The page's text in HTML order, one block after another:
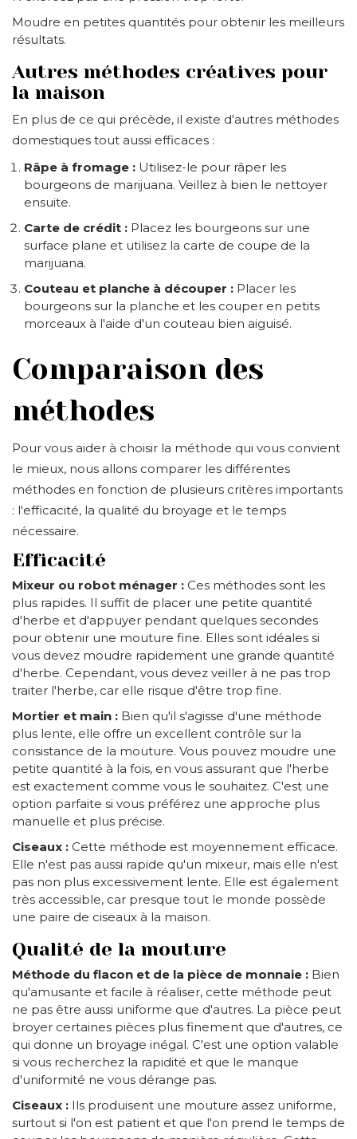
Moudre en petites quantités pour obtenir les meilleurs
résultats.
Autres méthodes créatives pour
la maison
En plus de ce qui précède, il existe d'autres méthodes
domestiques tout aussi efficaces :
Râpe à fromage : Utilisez-le pour râper les
bourgeons de marijuana. Veillez à bien le nettoyer
ensuite.
Carte de crédit : Placez les bourgeons sur une
surface plane et utilisez la carte de coupe de la
marijuana.
Couteau et planche à découper : Placer les
bourgeons sur la planche et les couper en petits
morceaux à l'aide d'un couteau bien aiguisé.
Comparaison des
méthodes
Pour vous aider à choisir la méthode qui vous convient
le mieux, nous allons comparer les différentes
méthodes en fonction de plusieurs critères importants
: l'efficacité, la qualité du broyage et le temps
nécessaire.
Efficacité
Mixeur ou robot ménager : Ces méthodes sont les
plus rapides. Il suffit de placer une petite quantité
d'herbe et d'appuyer pendant quelques secondes
pour obtenir une mouture fine. Elles sont idéales si
vous devez moudre rapidement une grande quantité
d'herbe. Cependant, vous devez veiller à ne pas trop
traiter l'herbe, car elle risque d'être trop fine.
Mortier et main : Bien qu'il s'agisse d'une méthode
plus lente, elle offre un excellent contrôle sur la
consistance de la mouture. Vous pouvez moudre une
petite quantité à la fois, en vous assurant que l'herbe
est exactement comme vous le souhaitez. C'est une
option parfaite si vous préférez une approche plus
manuelle et plus précise.
Ciseaux : Cette méthode est moyennement efficace.
Elle n'est pas aussi rapide qu'un mixeur, mais elle n'est
pas non plus excessivement lente. Elle est également
très accessible, car presque tout le monde possède
une paire de ciseaux à la maison.
Qualité de la mouture
Méthode du flacon et de la pièce de monnaie : Bien
qu'amusante et facile à réaliser, cette méthode peut
ne pas être aussi uniforme que d'autres. La pièce peut
broyer certaines pièces plus finement que d'autres, ce
qui donne un broyage inégal. C'est une option valable
si vous recherchez la rapidité et que le manque
d'uniformité ne vous dérange pas.
Ciseaux : Ils produisent une mouture assez uniforme,
surtout si l'on est patient et que l'on prend le temps de